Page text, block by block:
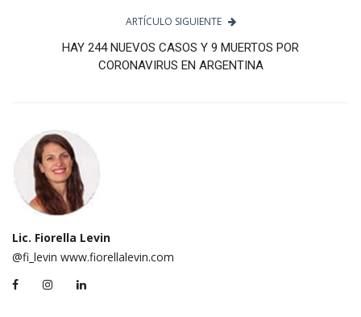
ARTÍCULO SIGUIENTE
HAY 244 NUEVOS CASOS Y 9 MUERTOS POR
CORONAVIRUS EN ARGENTINA
Lic. Fiorella Levin
@fi_levin www.fiorellalevin.com